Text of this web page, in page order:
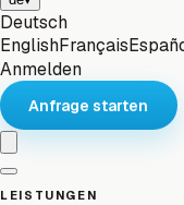
Deutsch
EnglishFrançais
Anmelden
Anfrage starten
LEISTUNGEN